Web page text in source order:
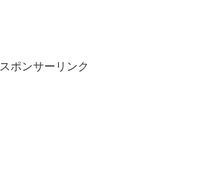
スポンサーリンク